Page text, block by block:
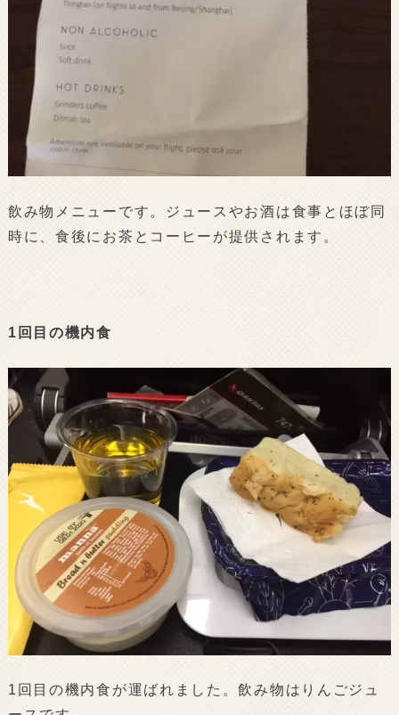
飲み物メニューです。ジュースやお酒は食事とほぼ同
時に、食後にお茶とコーヒーが提供されます。
1回目の機内食
1回目の機内食が運ばれました。飲み物はりんごジュ